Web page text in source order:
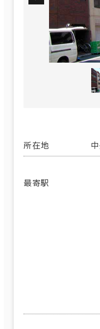
所在地
最寄駅